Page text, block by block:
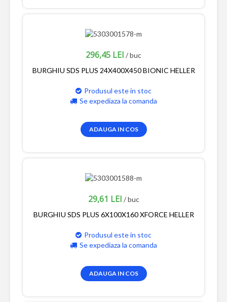
296,45 LEI / buc
BURGHIU SDS PLUS 24X400X450 BIONIC HELLER
Produsul este in stoc
Se expediaza la comanda
ADAUGA IN COS
29,61 LEI / buc
BURGHIU SDS PLUS 6X100X160 XFORCE HELLER
Produsul este in stoc
Se expediaza la comanda
ADAUGA IN COS